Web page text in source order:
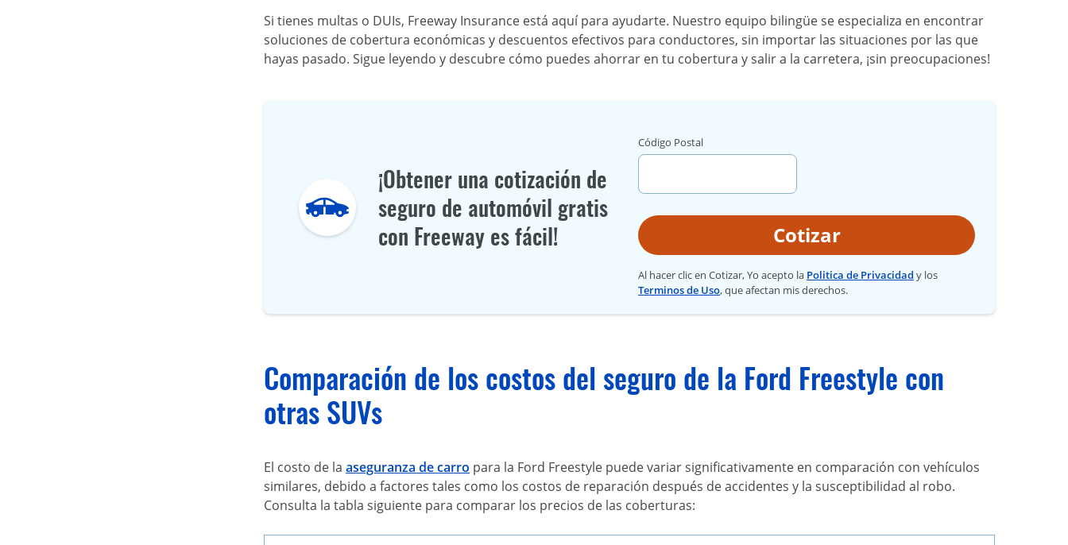
Si tienes multas o DUIs, Freeway Insurance está aquí para ayudarte. Nuestro equipo bilingüe se especializa en encontrar
soluciones de cobertura económicas y descuentos efectivos para conductores, sin importar las situaciones por las que
hayas pasado. Sigue leyendo y descubre cómo puedes ahorrar en tu cobertura y salir a la carretera, ¡sin preocupaciones!
¡Obtener una cotización de
seguro de automóvil gratis
con Freeway es fácil!
Código Postal
Cotizar
Al hacer clic en Cotizar, Yo acepto la Politica de Privacidad y los
Terminos de Uso, que afectan mis derechos.
Comparación de los costos del seguro de la Ford Freestyle con
otras SUVs
El costo de la aseguranza de carro para la Ford Freestyle puede variar significativamente en comparación con vehículos
similares, debido a factores tales como los costos de reparación después de accidentes y la susceptibilidad al robo.
Consulta la tabla siguiente para comparar los precios de las coberturas: